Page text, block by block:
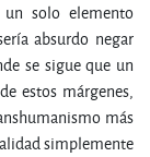
un solo elemento
absurdo negar
se sigue que un
estos márgenes,
más
simplemente